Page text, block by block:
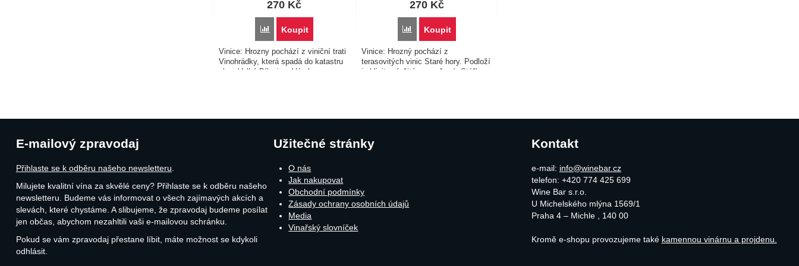
270 Kč
Přidat 'Vinařství Verýsek - Sauvage 2020 0,75l' k porovnání
Koupit
Vinice: Hrozny pochází z viniční trati
Vinohrádky, která spadá do katastru
obce Velké Bílovice. Výroba:
270 Kč
Přidat 'Vinařství Verýsek - Frankovka 2020 0,75l' k porovnání
Koupit
Vinice: Hrozný pochází z
terasovitých vinic Staré hory. Podloží
je hlinito-písčité a sprašové. Stáří
E-mailový zpravodaj
Přihlaste se k odběru našeho newsletteru
Milujete kvalitní vína za skvělé ceny? Přihlaste se k odběru našeho
newsletteru. Budeme vás informovat o všech zajímavých akcích a
slevách, které chystáme. A slibujeme, že zpravodaj budeme posílat
jen občas, abychom nezahltili vaši e-mailovou schránku.
Pokud se vám zpravodaj přestane líbit, máte možnost se kdykoli
odhlásit.
Užitečné stránky
O nás
Jak nakupovat
Obchodní podmínky
Zásady ochrany osobních údajů
Media
Vinařský slovníček
Kontakt
e-mail: info@winebar.cz
telefon: +420 774 425 699
Wine Bar s.r.o.
U Michelského mlýna 1569/1
Praha 4 – Michle
140 00
Kromě e-shopu provozujeme také kamennou vinárnu a projdenu.